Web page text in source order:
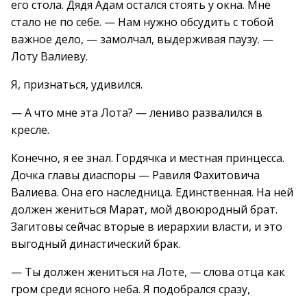
его стола. Дядя Адам остался стоять у окна. Мне
стало не по себе. — Нам нужно обсудить с тобой
важное дело, — замолчал, выдерживая паузу. —
Лоту Валиеву.
Я, признаться, удивился.
— А что мне эта Лота? — лениво развалился в
кресле.
Конечно, я ее знал. Гордячка и местная принцесса.
Дочка главы диаспоры — Равиля Фахитовича
Валиева. Она его наследница. Единственная. На ней
должен жениться Марат, мой двоюродный брат.
Загитовы сейчас вторые в иерархии власти, и это
выгодный династический брак.
— Ты должен жениться на Лоте, — слова отца как
гром среди ясного неба. Я подобрался сразу,